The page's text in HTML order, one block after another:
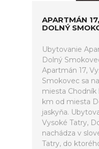
APARTMÁN
DOLNÝ
Ubytovanie
Dolný
Apartmán 17,
Smokovec sa
miesta
km od miesta
jaskyňa.
Vysoké Tatry,
nachádza v
Tatry, do